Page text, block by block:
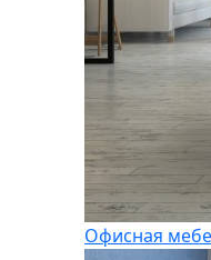
Офисная